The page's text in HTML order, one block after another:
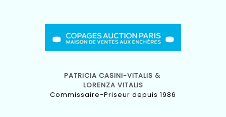
PATRICIA CASINI-VITALIS &
LORENZA VITALIS
Commissaire-Priseur depuis 1986